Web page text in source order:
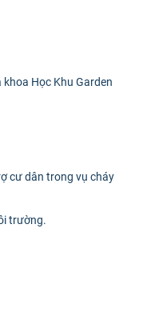
Học Khu Garden
cư dân trong vụ cháy
trường.